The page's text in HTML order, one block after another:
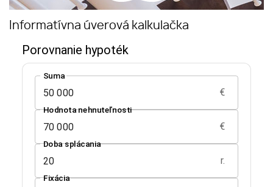
Informatívna úverová kalkulačka